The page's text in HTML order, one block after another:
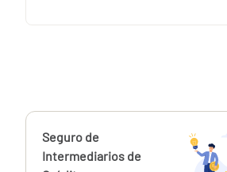
Calcúlalo ahora
Seguro de
Intermediarios de